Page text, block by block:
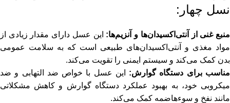
نسل چهار:
منبع غنی از آنتی‌اکسیدان‌ها و آنزیم‌ها: این عسل دارای مقدار زیادی از
مواد مغذی و آنتی‌اکسیدان‌های طبیعی است که به سلامت عمومی
بدن کمک می‌کند و سیستم ایمنی را تقویت می‌کند.
مناسب برای دستگاه گوارش: این عسل با خواص ضد التهابی و ضد
میکروبی خود، به بهبود عملکرد دستگاه گوارش و کاهش مشکلاتی
مانند نفخ و سوءهاضمه کمک می‌کند.